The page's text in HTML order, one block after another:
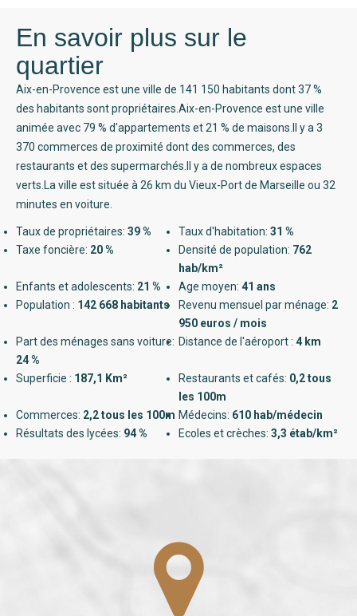
En savoir plus sur le
quartier
Aix-en-Provence est une ville de 141 150 habitants dont 37 %
des habitants sont propriétaires.Aix-en-Provence est une ville
animée avec 79 % d'appartements et 21 % de maisons.Il y a 3
370 commerces de proximité dont des commerces, des
restaurants et des supermarchés.Il y a de nombreux espaces
verts.La ville est située à 26 km du Vieux-Port de Marseille ou 32
minutes en voiture.
Taux de propriétaires: 39 % Taux d'habitation: 31 %
Taxe foncière: 20 % Densité de population: 762
hab/km²
Enfants et adolescents: 21 % Age moyen: 41 ans
Population : 142 668 habitants Revenu mensuel par ménage: 2
950 euros / mois
Part des ménages sans voiture:
24 %
Distance de l'aéroport : 4 km
Superficie : 187,1 Km² Restaurants et cafés: 0,2 tous
les 100m
Commerces: 2,2 tous les 100m Médecins: 610 hab/médecin
Résultats des lycées: 94 % Ecoles et crèches: 3,3 étab/km²